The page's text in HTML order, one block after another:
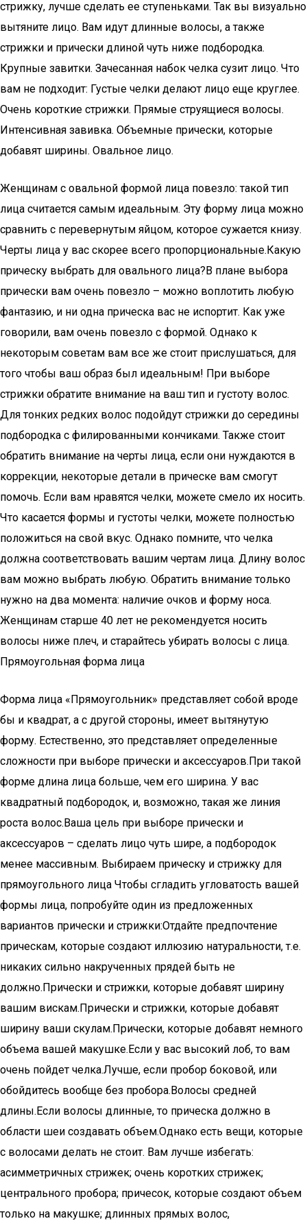
Женщинам с овальной формой лица повезло: такой тип
лица считается самым идеальным. Эту форму лица можно
сравнить с перевернутым яйцом, которое сужается книзу.
Черты лица у вас скорее всего пропорциональные.Какую
прическу выбрать для овального лица?В плане выбора
прически вам очень повезло – можно воплотить любую
фантазию, и ни одна прическа вас не испортит. Как уже
говорили, вам очень повезло с формой. Однако к
некоторым советам вам все же стоит прислушаться, для
того чтобы ваш образ был идеальным! При выборе
стрижки обратите внимание на ваш тип и густоту волос.
Для тонких редких волос подойдут стрижки до середины
подбородка с филированными кончиками. Также стоит
обратить внимание на черты лица, если они нуждаются в
коррекции, некоторые детали в прическе вам смогут
помочь. Если вам нравятся челки, можете смело их носить.
Что касается формы и густоты челки, можете полностью
положиться на свой вкус. Однако помните, что челка
должна соответствовать вашим чертам лица. Длину волос
вам можно выбрать любую. Обратить внимание только
нужно на два момента: наличие очков и форму носа.
Женщинам старше 40 лет не рекомендуется носить
волосы ниже плеч, и старайтесь убирать волосы с лица.
Прямоугольная форма лица
Форма лица «Прямоугольник» представляет собой вроде
бы и квадрат, а с другой стороны, имеет вытянутую
форму. Естественно, это представляет определенные
сложности при выборе прически и аксессуаров.При такой
форме длина лица больше, чем его ширина. У вас
квадратный подбородок, и, возможно, такая же линия
роста волос.Ваша цель при выборе прически и
аксессуаров – сделать лицо чуть шире, а подбородок
менее массивным. Выбираем прическу и стрижку для
прямоугольного лица Чтобы сгладить угловатость вашей
формы лица, попробуйте один из предложенных
вариантов прически и стрижки:Отдайте предпочтение
прическам, которые создают иллюзию натуральности, т.е.
никаких сильно накрученных прядей быть не
должно.Прически и стрижки, которые добавят ширину
вашим вискам.Прически и стрижки, которые добавят
ширину ваши скулам.Прически, которые добавят немного
объема вашей макушке.Если у вас высокий лоб, то вам
очень пойдет челка.Лучше, если пробор боковой, или
обойдитесь вообще без пробора.Волосы средней
длины.Если волосы длинные, то прическа должно в
области шеи создавать объем.Однако есть вещи, которые
с волосами делать не стоит. Вам лучше избегать:
асимметричных стрижек; очень коротких стрижек;
центрального пробора; причесок, которые создают объем
только на макушке; длинных прямых волос,